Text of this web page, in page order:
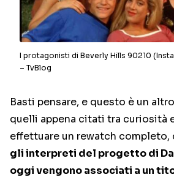
I protagonisti di Beverly Hills 90210
– TvBlog
Basti pensare, e questo è un
quelli appena citati tra curiosità
effettuare un rewatch completo,
gli interpreti del progetto di
oggi vengono associati a un